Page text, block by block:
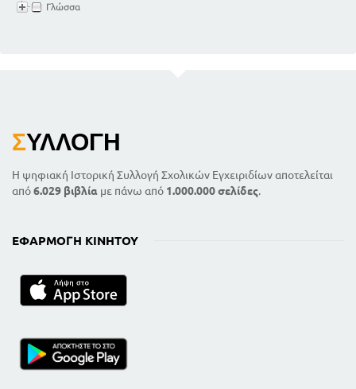
Γλώσσα
ΣΥΛΛΟΓΉ
Η ψηφιακή Ιστορική Συλλογή Σχολικών Εγχειριδίων αποτελείται
από6.029 βιβλία με πάνω από 1.000.000 σελίδες.
ΕΦΑΡΜΟΓΉ ΚΙΝΗΤΟΎ